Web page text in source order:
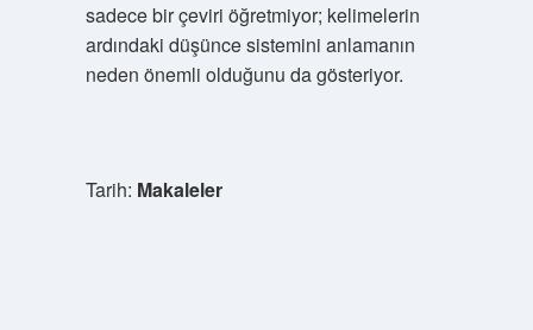
sadece bir çeviri öğretmiyor; kelimelerin
ardındaki düşünce sistemini anlamanın
neden önemli olduğunu da gösteriyor.
Tarih: Makaleler